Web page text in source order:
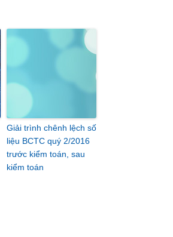
Giải trình chênh lệch số
liệu BCTC quý 2/2016
trước kiểm toán, sau
kiểm toán